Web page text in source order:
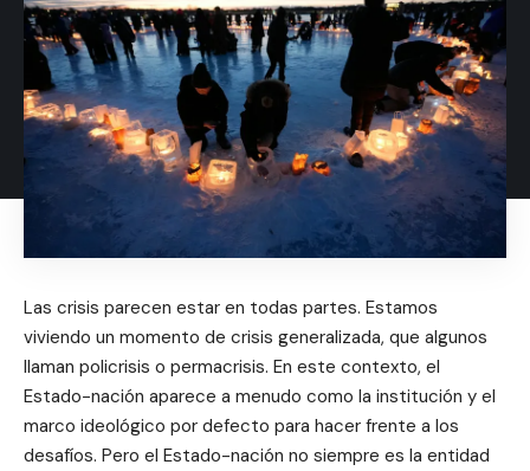
Las crisis parecen estar en todas partes. Estamos
viviendo un momento de crisis generalizada, que algunos
llaman policrisis o permacrisis. En este contexto, el
Estado-nación aparece a menudo como la institución y el
marco ideológico por defecto para hacer frente a los
desafíos. Pero el Estado-nación no siempre es la entidad